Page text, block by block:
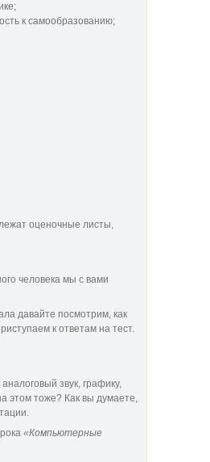
к самообразованию;
оценочные листы,
человека мы с вами
давайте посмотрим, как
к ответам на тест.
звук, графику,
этом тоже? Как вы думаете,
«Компьютерные